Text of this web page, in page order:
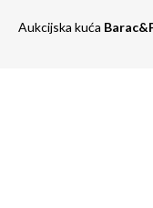
Aukcijska kuća